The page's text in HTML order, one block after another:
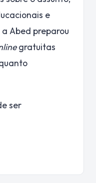
e
Abed preparou
gratuitas
ser